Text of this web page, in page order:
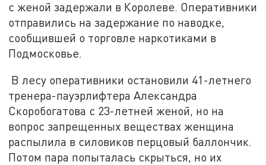
с женой задержали в Королеве. Оперативники
отправились на задержание по наводке,
сообщившей о торговле наркотиками в
Подмосковье.
В лесу оперативники остановили 41-летнего
тренера-пауэрлифтера Александра
Скоробогатова с 23-летней женой, но на
вопрос запрещенных веществах женщина
распылила в силовиков перцовый баллончик.
Потом пара попыталась скрыться, но их